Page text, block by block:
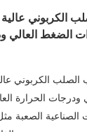
الكربوني
الضغط العالي
الصلب الكربوني
ودرجات الحرارة
الصناعية الصعبة